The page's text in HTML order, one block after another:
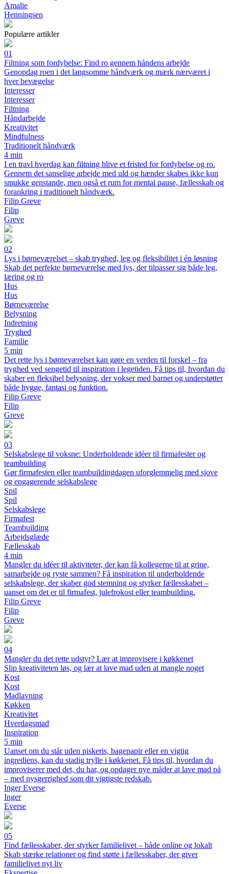
Amalie
Henningsen
Populære artikler
01
Filtning som fordybelse: Find ro gennem håndens arbejde
Genopdag roen i det langsomme håndværk og mærk nærværet i
hver bevægelse
Interesser
Interesser
Filtning
Håndarbejde
Kreativitet
Mindfulness
Traditionelt håndværk
4 min
I en travl hverdag kan filtning blive et fristed for fordybelse og ro.
Gennem det sanselige arbejde med uld og hænder skabes ikke kun
smukke genstande, men også et rum for mental pause, fællesskab og
forankring i traditionelt håndværk.
Filip Greve
Filip
Greve
02
Lys i børneværelset – skab tryghed, leg og fleksibilitet i én løsning
Skab det perfekte børneværelse med lys, der tilpasser sig både leg,
læring og ro
Hus
Hus
Børneværelse
Belysning
Indretning
Tryghed
Familie
5 min
Det rette lys i børneværelset kan gøre en verden til forskel – fra
tryghed ved sengetid til inspiration i legetiden. Få tips til, hvordan du
skaber en fleksibel belysning, der vokser med barnet og understøtter
både hygge, fantasi og funktion.
Filip Greve
Filip
Greve
03
Selskabslege til voksne: Underholdende idéer til firmafester og
teambuilding
Gør firmafesten eller teambuildingdagen uforglemmelig med sjove
og engagerende selskabslege
Spil
Spil
Selskabslege
Firmafest
Teambuilding
Arbejdsglæde
Fællesskab
4 min
Mangler du idéer til aktiviteter, der kan få kollegerne til at grine,
samarbejde og ryste sammen? Få inspiration til underholdende
selskabslege, der skaber god stemning og styrker fællesskabet –
uanset om det er til firmafest, julefrokost eller teambuilding.
Filip Greve
Filip
Greve
04
Mangler du det rette udstyr? Lær at improvisere i køkkenet
Slip kreativiteten løs, og lær at lave mad uden at mangle noget
Kost
Kost
Madlavning
Køkken
Kreativitet
Hverdagsmad
Inspiration
5 min
Uanset om du står uden piskeris, bagepapir eller en vigtig
ingrediens, kan du stadig trylle i køkkenet. Få tips til, hvordan du
improviserer med det, du har, og opdager nye måder at lave mad på
– med nysgerrighed som dit vigtigste redskab.
Inger Everse
Inger
Everse
05
Find fællesskaber, der styrker familielivet – både online og lokalt
Skab stærke relationer og find støtte i fællesskaber, der giver
familielivet nyt liv